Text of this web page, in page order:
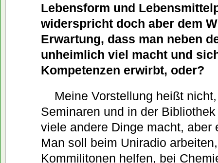
Lebensform und
widerspricht doch aber dem
Erwartung, dass man neben
unheimlich viel macht und
Kompetenzen erwirbt, oder?
Meine Vorstellung heißt
Seminaren und in der
viele andere Dinge macht, aber
Man soll beim Uniradio
Kommilitonen helfen, bei